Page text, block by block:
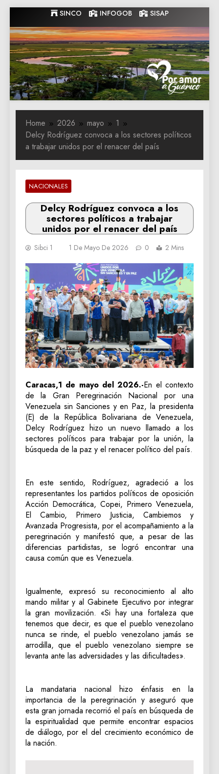
to
content
SINCO INFOGOB SISAP
Gobernacion
de Guarico
Gobernacion de Guarico
Home 2026 mayo
1
Delcy Rodríguez convoca a los sectores políticos
a trabajar unidos por el renacer del país
NACIONALES
Delcy Rodríguez convoca a los
sectores políticos a trabajar
unidos por el renacer del país
Sibci 1 1 De Mayo De 2026 0 2 Mins
Caracas,1 de mayo del 2026.-En el contexto
de la Gran Peregrinación Nacional por una
Venezuela sin Sanciones y en Paz, la presidenta
(E) de la República Bolivariana de Venezuela,
Delcy Rodríguez hizo un nuevo llamado a los
sectores políticos para trabajar por la unión, la
búsqueda de la paz y el renacer político del país.
En este sentido, Rodríguez, agradeció a los
representantes los partidos políticos de oposición
Acción Democrática, Copei, Primero Venezuela,
El Cambio, Primero Justicia, Cambiemos y
Avanzada Progresista, por el acompañamiento a la
peregrinación y manifestó que, a pesar de las
diferencias partidistas, se logró encontrar una
causa común que es Venezuela.
Igualmente, expresó su reconocimiento al alto
mando militar y al Gabinete Ejecutivo por integrar
la gran movilización. «Si hay una fortaleza que
tenemos que decir, es que el pueblo venezolano
nunca se rinde, el pueblo venezolano jamás se
arrodilla, que el pueblo venezolano siempre se
levanta ante las adversidades y las dificultades».
La mandataria nacional hizo énfasis en la
importancia de la peregrinación y aseguró que
esta gran jornada recorrió el país en búsqueda de
la espiritualidad que permite encontrar espacios
de diálogo, por el del crecimiento económico de
la nación.